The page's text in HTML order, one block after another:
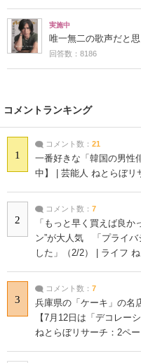
実施中
唯一無二の歌声だと
回答数：8186
コメントランキング
1
コメント数： 21
一番好きな「韓国の男性
中】 | 芸能人 ねとらぼリ
2
コメント数： 7
「もっと早く買えば良
ン”が大人気 「プライバ
した」（2/2） | ライフ
3
コメント数： 7
兵庫県の「ケーキ」の名
【7月12日は「デコレー
ねとらぼリサーチ：2ペー